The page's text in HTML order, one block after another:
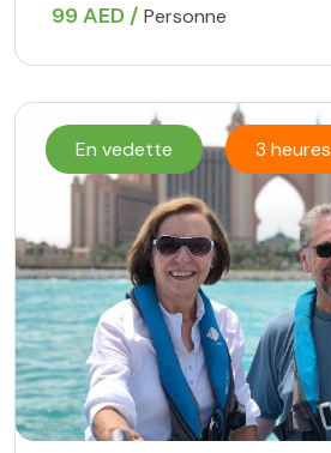
99 AED / Personne
En vedette 3 heures